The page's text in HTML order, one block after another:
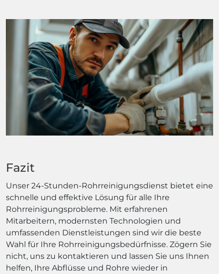
Fazit
Unser 24-Stunden-Rohrreinigungsdienst bietet eine
schnelle und effektive Lösung für alle Ihre
Rohrreinigungsprobleme. Mit erfahrenen
Mitarbeitern, modernsten Technologien und
umfassenden Dienstleistungen sind wir die beste
Wahl für Ihre Rohrreinigungsbedürfnisse. Zögern Sie
nicht, uns zu kontaktieren und lassen Sie uns Ihnen
helfen, Ihre Abflüsse und Rohre wieder in